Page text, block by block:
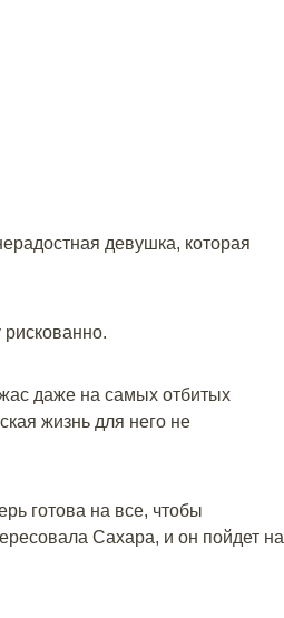
девушка, которая
даже на самых отбитых
жизнь для него не
готова на все, чтобы
Сахара, и он пойдет на